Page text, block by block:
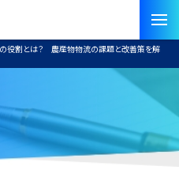
役割とは？ 農産物物流の課題と改善策を解